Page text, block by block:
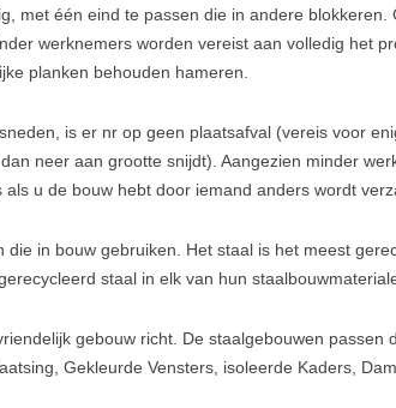
met één eind te passen die in andere blokkeren.
werknemers worden vereist aan volledig het
planken behouden hameren.
is er nr op geen plaatsafval (vereis voor
neer aan grootte snijdt). Aangezien minder
u de bouw hebt door iemand anders wordt
in bouw gebruiken. Het staal is het meest
staal in elk van hun
gebouw richt. De staalgebouwen passen
Gekleurde Vensters, isoleerde Kaders,